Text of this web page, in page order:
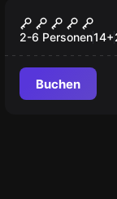
Verraten,
2-6 Personen14+
Buchen